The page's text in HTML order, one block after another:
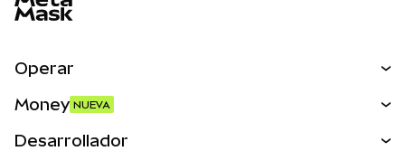
Operar
Money NUEVA
Desarrollador